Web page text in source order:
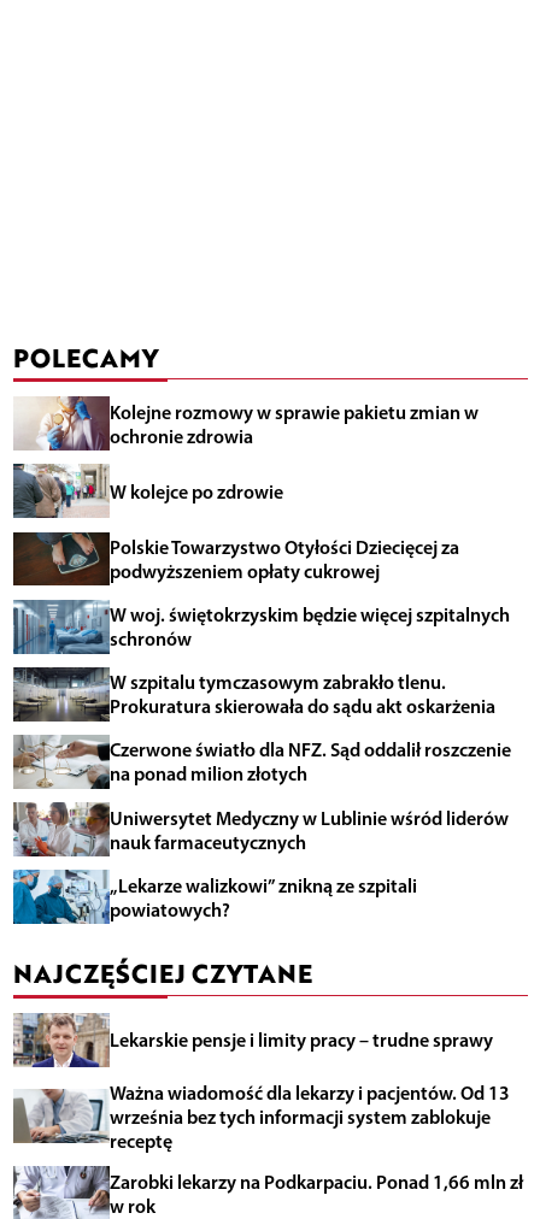
POLECAMY
Kolejne rozmowy w sprawie pakietu zmian w
ochronie zdrowia
W kolejce po zdrowie
Polskie Towarzystwo Otyłości Dziecięcej za
podwyższeniem opłaty cukrowej
W woj. świętokrzyskim będzie więcej szpitalnych
schronów
W szpitalu tymczasowym zabrakło tlenu.
Prokuratura skierowała do sądu akt oskarżenia
Czerwone światło dla NFZ. Sąd oddalił roszczenie
na ponad milion złotych
Uniwersytet Medyczny w Lublinie wśród liderów
nauk farmaceutycznych
„Lekarze walizkowi” znikną ze szpitali
powiatowych?
NAJCZĘŚCIEJ CZYTANE
Lekarskie pensje i limity pracy – trudne sprawy
Ważna wiadomość dla lekarzy i pacjentów. Od 13
września bez tych informacji system zablokuje
receptę
Zarobki lekarzy na Podkarpaciu. Ponad 1,66 mln zł
w rok